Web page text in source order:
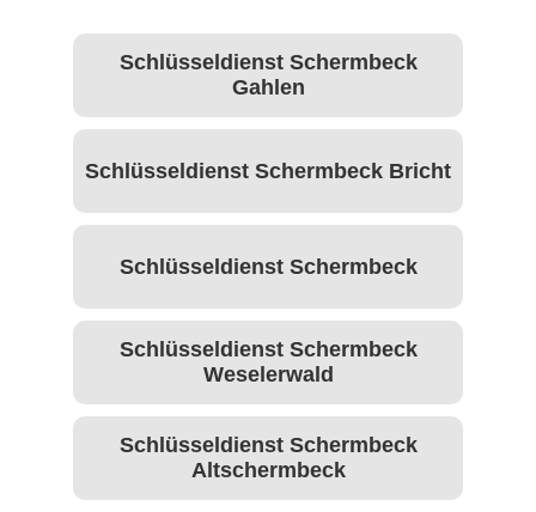
Schlüsseldienst Schermbeck
Gahlen
Schlüsseldienst Schermbeck Bricht
Schlüsseldienst Schermbeck
Schlüsseldienst Schermbeck
Weselerwald
Schlüsseldienst Schermbeck
Altschermbeck